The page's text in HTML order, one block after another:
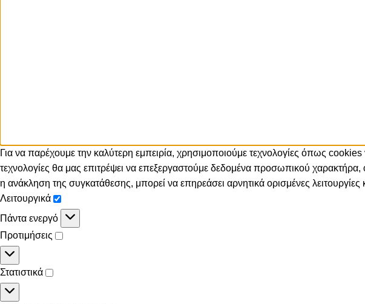
Για να παρέχουμε την καλύτερη εμπειρία, χρησιμοποιούμε τεχνολογίες όπως
τεχνολογίες θα μας επιτρέψει να επεξεργαστούμε δεδομένα προσωπικού
η ανάκληση της συγκατάθεσης, μπορεί να επηρεάσει αρνητικά ορισμένες λειτουργίες
Λειτουργικά
Πάντα ενεργό
Προτιμήσεις
Στατιστικά